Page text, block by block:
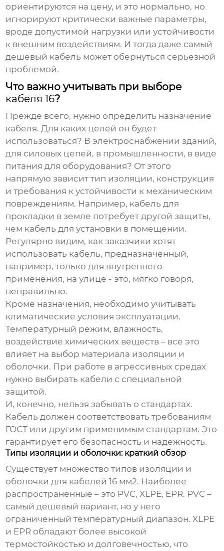
ориентируются на цену, и это нормально, но
игнорируют критически важные параметры,
вроде допустимой нагрузки или устойчивости
к внешним воздействиям. И тогда даже самый
дешевый кабель может обернуться серьезной
проблемой.
Что важно учитывать при выборе
кабеля 16?
Прежде всего, нужно определить назначение
кабеля. Для каких целей он будет
использоваться? В электроснабжении зданий,
для силовых цепей, в промышленности, в виде
питания для оборудования? От этого
напрямую зависит тип изоляции, конструкция
и требования к устойчивости к механическим
повреждениям. Например, кабель для
прокладки в земле потребует другой защиты,
чем кабель для установки в помещении.
Регулярно видим, как заказчики хотят
использовать кабель, предназначенный,
например, только для внутреннего
применения, на улице - это, мягко говоря,
неправильно.
Кроме назначения, необходимо учитывать
климатические условия эксплуатации.
Температурный режим, влажность,
воздействие химических веществ – все это
влияет на выбор материала изоляции и
оболочки. При работе в агрессивных средах
нужно выбирать кабели с специальной
защитой.
И, конечно, нельзя забывать о стандартах.
Кабель должен соответствовать требованиям
ГОСТ или другим применимым стандартам. Это
гарантирует его безопасность и надежность.
Типы изоляции и оболочки: краткий обзор
Существует множество типов изоляции и
оболочки для кабелей16 мм2. Наиболее
распространенные – это PVC, XLPE, EPR. PVC –
самый дешевый вариант, но у него
ограниченный температурный диапазон. XLPE
и EPR обладают более высокой
термостойкостью и долговечностью, что